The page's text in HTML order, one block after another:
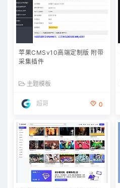
苹果CMSv10高端定制版 附带
采集插件
主题模板
超哥 0